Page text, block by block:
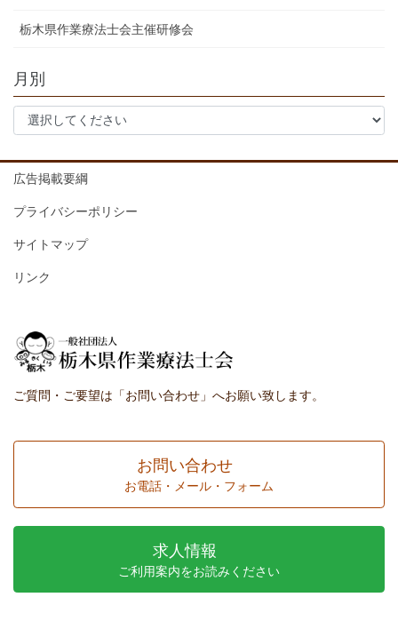
栃木県作業療法士会主催研修会
月別
広告掲載要綱
プライバシーポリシー
サイトマップ
リンク
ご質問・ご要望は「お問い合わせ」へお願い致します。
お問い合わせ
お電話・メール・フォーム
求人情報
ご利用案内をお読みください